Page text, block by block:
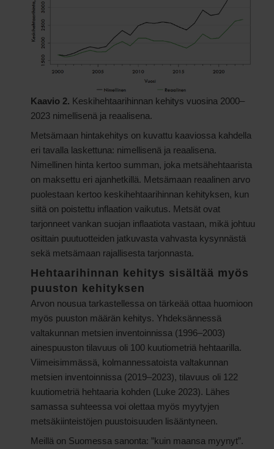
Kaavio 2. Keskihehtaarihinnan kehitys vuosina 2000–
2023 nimellisenä ja reaalisena.
Metsämaan hintakehitys on kuvattu kaaviossa kahdella
eri tavalla laskettuna: nimellisenä ja reaalisena.
Nimellinen hinta kertoo summan, joka metsähehtaarista
on maksettu eri ajanhetkillä. Metsämaan reaalinen arvo
puolestaan kertoo keskihehtaarihinnan kehityksen, kun
siitä on poistettu inflaation vaikutus. Metsät ovat
tarjonneet vankan suojan inflaatiota vastaan, mikä johtuu
osittain puutuotteiden jatkuvasta vahvasta kysynnästä
sekä metsämaan rajallisesta tarjonnasta.
Hehtaarihinnan kehitys sisältää myös
puuston kehityksen
Arvon nousua tarkastellessa on tärkeää ottaa huomioon
myös puuston määrän kehitys. Yhdeksännessä
valtakunnan metsien inventoinnissa (1996–2003)
ainespuuston tilavuus oli 100 kuutiometriä hehtaarilla.
Viimeisimmässä, kolmannessatoista valtakunnan
metsien inventoinnissa (2019–2023), tilavuus oli 122
kuutiometriä hehtaaria kohden (Luke 2023). Lähes
samassa suhteessa voi olettaa myös myytyjen
metsäkiinteistöjen puustoisuuden lisääntyneen.
Meillä on Suomessa sanonta: ”kuin maansa myynyt”.